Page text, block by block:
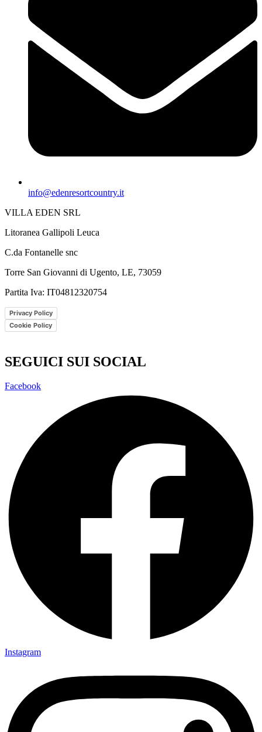
info@edenresortcountry.it
VILLA EDEN SRL
Litoranea Gallipoli Leuca
C.da Fontanelle snc
Torre San Giovanni di Ugento, LE, 73059
Partita Iva: IT04812320754
Privacy Policy
Cookie Policy
SEGUICI SUI SOCIAL
Facebook
Instagram